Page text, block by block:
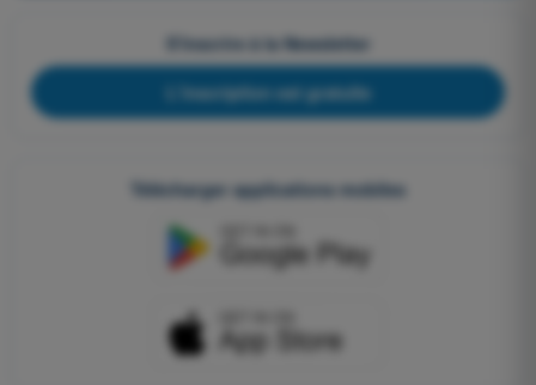
S'inscrire à la Newsletter
L'inscription est gratuite
Télécharger applications mobiles